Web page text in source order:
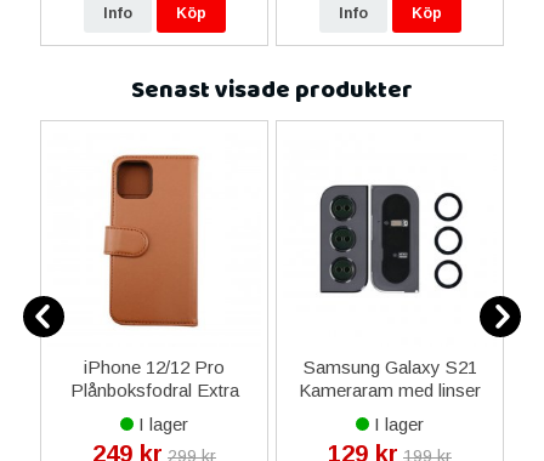
Info Köp Info Köp
Senast visade produkter
iPhone 12/12 Pro
Plånboksfodral Extra
Kortfack - Gyllenbrun
I lager
249 kr 299 kr
Samsung Galaxy S21
Kameraram med linser
I lager
129 kr 199 kr